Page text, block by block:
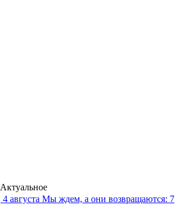
Актуальное
4 августа Мы ждем, а они возвращаются: 7